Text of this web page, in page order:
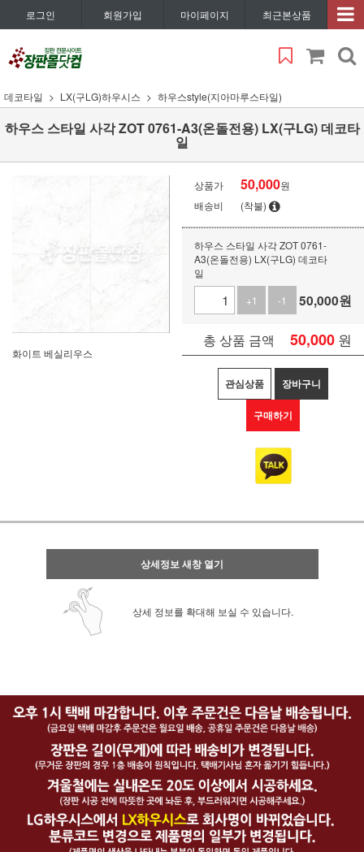
로그인 회원가입 마이페이지 최근본상품
데코타일 LX(구LG)하우시스 하우스style(지아마루스타일)
하우스 스타일 사각 ZOT 0761-A3(온돌전용) LX(구LG) 데코타
일
화이트 베실리우스
상품가 50,000원
배송비
(착불)
하우스 스타일 사각 ZOT 0761-
A3(온돌전용) LX(구LG) 데코타
일
+1
-1 50,000원
총 상품 금액 50,000 원
관심상품 장바구니
구매하기
상세정보 새창 열기
상세 정보를 확대해 보실 수 있습니다.